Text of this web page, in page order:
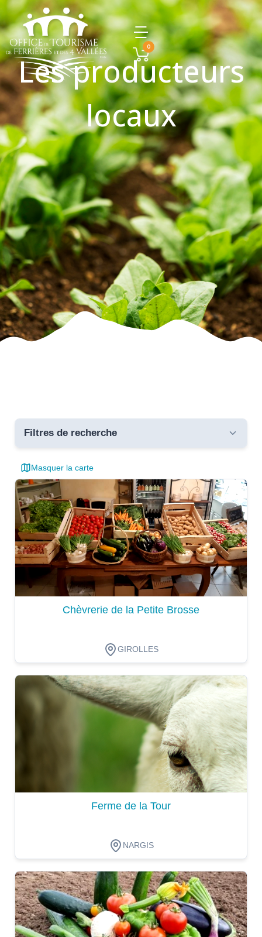
0
Les producteurs
locaux
Filtres de recherche
Toutes les communes
critères
Masquer la carte
Chèvrerie de la Petite Brosse
GIROLLES
Dégustation
Ferme de la Tour
NARGIS
Dégustation